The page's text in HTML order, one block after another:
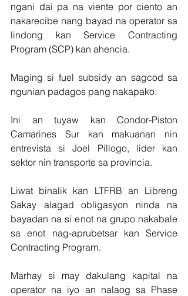
ngani dai pa na viente por ciento an
nakarecibe nang bayad na operator sa
lindong kan Service Contracting
Program (SCP) kan ahencia.
Maging si fuel subsidy an sagcod sa
ngunian padagos pang nakapako.
Ini an tuyaw kan Condor-Piston
Camarines Sur kan makuanan nin
entrevista si Joel Pillogo, lider kan
sektor nin transporte sa provincia.
Liwat binalik kan LTFRB an Libreng
Sakay alagad obligasyon ninda na
bayadan na si enot na grupo nakabale
sa enot nag-aprubetsar kan Service
Contracting Program.
Marhay si may dakulang kapital na
operator na iyo an nalaog sa Phase